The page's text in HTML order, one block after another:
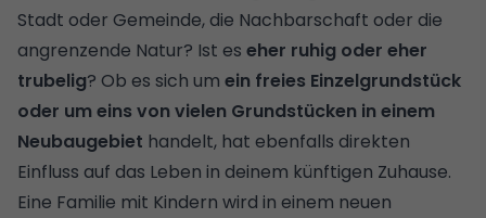
Stadt oder Gemeinde, die Nachbarschaft oder die
angrenzende Natur? Ist es eher ruhig oder eher
trubelig? Ob es sich um ein freies Einzelgrundstück
oder um eins von vielen Grundstücken in einem
Neubaugebiet handelt, hat ebenfalls direkten
Einfluss auf das Leben in deinem künftigen Zuhause.
Eine Familie mit Kindern wird in einem neuen